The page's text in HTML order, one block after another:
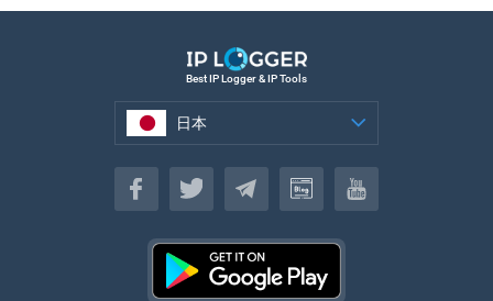
Best IP Logger & IP Tools
日本
日本